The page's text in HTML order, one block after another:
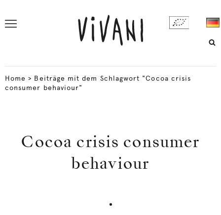
Home > Beiträge mit dem Schlagwort "Cocoa crisis
consumer behaviour"
Cocoa crisis consumer
behaviour